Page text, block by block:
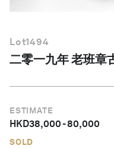
Lot1494
二零一九年 老班章
ESTIMATE
HKD38,000-80,000
SOLD